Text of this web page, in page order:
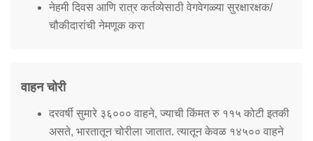
Citizen Wall
Information of Arrested Accused
Help Us
Tenders
FAQ
नेहमी दिवस आणि रात्र कर्तव्येसाठी वेगवेगळ्या सुरक्षारक्षक/
चौकीदारांची नेमणूक करा
वाहन चोरी
दरवर्षी सुमारे ३६००० वाहने, ज्याची किंमत रु ११५ कोटी इतकी
असते, भारतातून चोरीला जातात. त्यातून केवळ १४५०० वाहने